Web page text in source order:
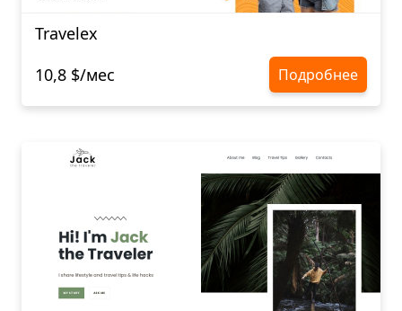
Travelex
10,8 $/мес
Подробнее